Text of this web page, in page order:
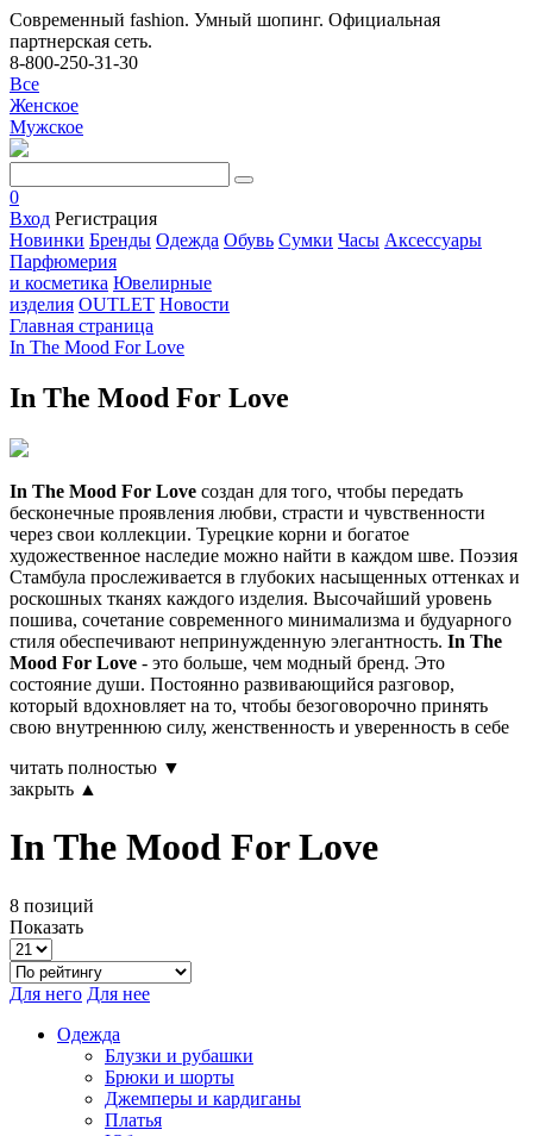
Современный fashion. Умный шопинг. Официальная
партнерская сеть.
8-800-250-31-30
Все
Женское
Мужское
0
Вход Регистрация
Новинки Бренды Одежда Обувь Сумки Часы Аксессуары
Парфюмерия
и косметика Ювелирные
изделия OUTLET Новости
Главная страница
In The Mood For Love
In The Mood For Love
In The Mood For Love создан для того, чтобы передать
бесконечные проявления любви, страсти и чувственности
через свои коллекции. Турецкие корни и богатое
художественное наследие можно найти в каждом шве. Поэзия
Стамбула прослеживается в глубоких насыщенных оттенках и
роскошных тканях каждого изделия. Высочайший уровень
пошива, сочетание современного минимализма и будуарного
стиля обеспечивают непринужденную элегантность. In The
Mood For Love - это больше, чем модный бренд. Это
состояние души. Постоянно развивающийся разговор,
который вдохновляет на то, чтобы безоговорочно принять
свою внутреннюю силу, женственность и уверенность в себе
читать полностью ▼
закрыть ▲
In The Mood For Love
8 позиций
Показать
Для него Для нее
Одежда
Блузки и рубашки
Брюки и шорты
Джемперы и кардиганы
Платья